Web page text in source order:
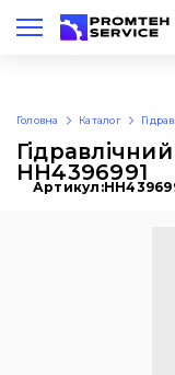
Укр
Головна Каталог
HH4396991
Артикул: